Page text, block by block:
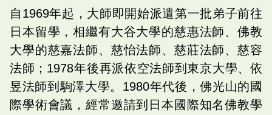
自1969年起，大師即開始派遣第一批弟子前往
日本留學，相繼有大谷大學的慈惠法師、佛教
大學的慈嘉法師、慈怡法師、慈莊法師、慈容
法師；1978年後再派依空法師到東京大學、依
昱法師到駒澤大學。1980年代後，佛光山的國
際學術會議，經常邀請到日本國際知名佛教學